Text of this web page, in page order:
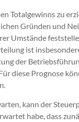
Totalgewinns zu
Gründen und
Umstände
ist
der
diese Prognose
kann der
habe, dass